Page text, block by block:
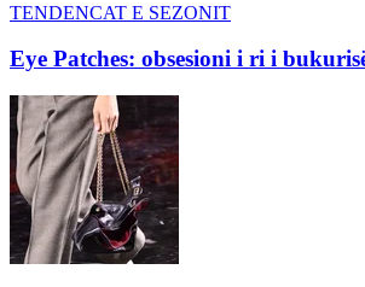
TENDENCAT E SEZONIT
Eye Patches: obsesioni i ri i